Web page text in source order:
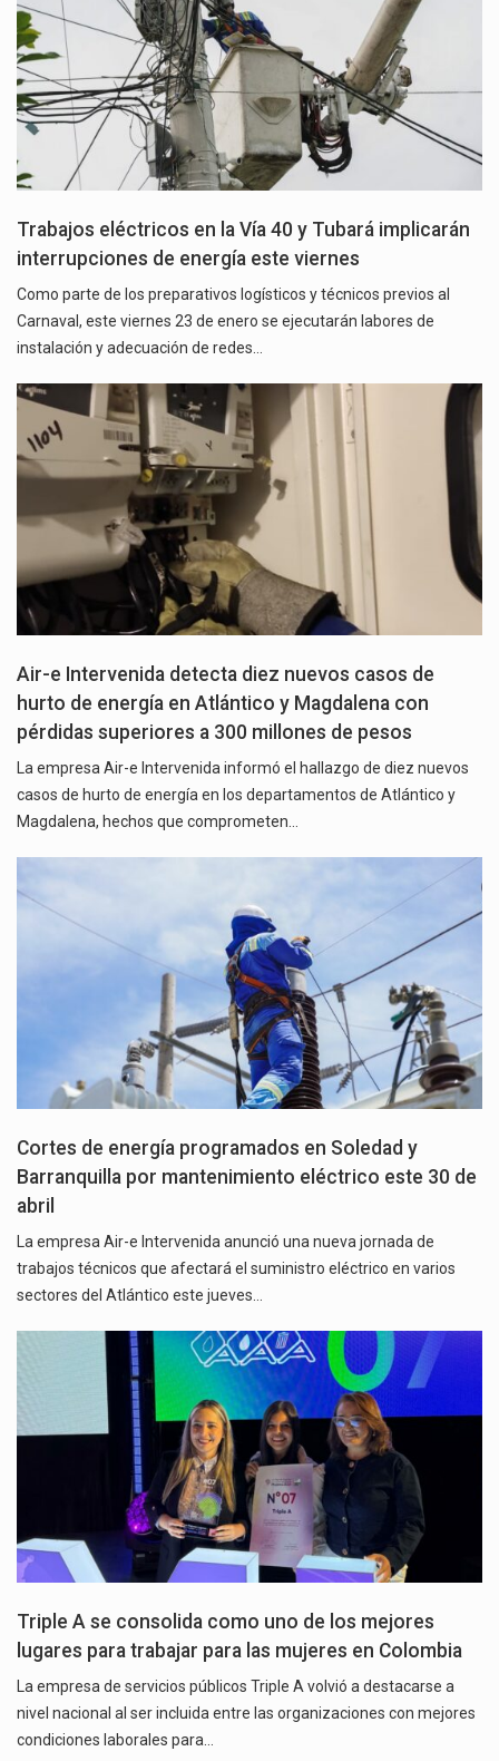
Trabajos eléctricos en la Vía 40 y Tubará implicarán
interrupciones de energía este viernes
Como parte de los preparativos logísticos y técnicos previos al
Carnaval, este viernes 23 de enero se ejecutarán labores de
instalación y adecuación de redes…
Air-e Intervenida detecta diez nuevos casos de
hurto de energía en Atlántico y Magdalena con
pérdidas superiores a 300 millones de pesos
La empresa Air-e Intervenida informó el hallazgo de diez nuevos
casos de hurto de energía en los departamentos de Atlántico y
Magdalena, hechos que comprometen…
Cortes de energía programados en Soledad y
Barranquilla por mantenimiento eléctrico este 30 de
abril
La empresa Air-e Intervenida anunció una nueva jornada de
trabajos técnicos que afectará el suministro eléctrico en varios
sectores del Atlántico este jueves…
Triple A se consolida como uno de los mejores
lugares para trabajar para las mujeres en Colombia
La empresa de servicios públicos Triple A volvió a destacarse a
nivel nacional al ser incluida entre las organizaciones con mejores
condiciones laborales para…